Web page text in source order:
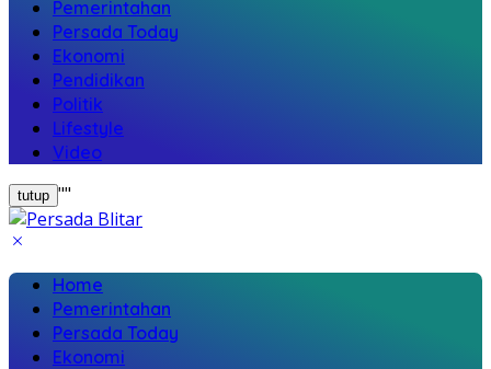
Pemerintahan
Persada Today
Ekonomi
Pendidikan
Politik
Lifestyle
Video
tutup ""
Home
Pemerintahan
Persada Today
Ekonomi